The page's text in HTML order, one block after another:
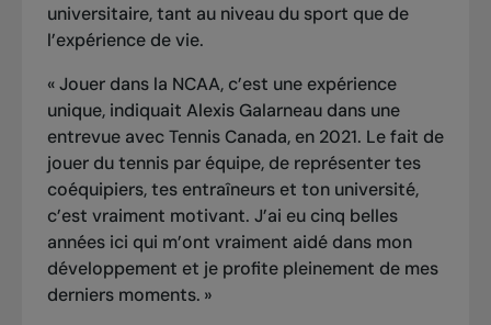
universitaire, tant au niveau du sport que de
l’expérience de vie.
« Jouer dans la NCAA, c’est une expérience
unique, indiquait Alexis Galarneau dans une
entrevue avec Tennis Canada, en 2021. Le fait de
jouer du tennis par équipe, de représenter tes
coéquipiers, tes entraîneurs et ton université,
c’est vraiment motivant. J’ai eu cinq belles
années ici qui m’ont vraiment aidé dans mon
développement et je profite pleinement de mes
derniers moments. »